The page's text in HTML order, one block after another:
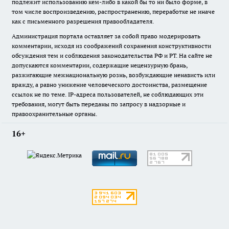
подлежит использованию кем-либо в какой бы то ни было форме, в
том числе воспроизведению, распространению, переработке не иначе
как с письменного разрешения правообладателя.
Администрация портала оставляет за собой право модерировать
комментарии, исходя из соображений сохранения конструктивности
обсуждения тем и соблюдения законодательства РФ и РТ. На сайте не
допускаются комментарии, содержащие нецензурную брань,
разжигающие межнациональную рознь, возбуждающие ненависть или
вражду, а равно унижение человеческого достоинства, размещение
ссылок не по теме. IP-адреса пользователей, не соблюдающих эти
требования, могут быть переданы по запросу в надзорные и
правоохранительные органы.
16+